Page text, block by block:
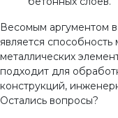
Весомым аргументом
является способность
металлических
подходит для
конструкций,
Остались вопросы?